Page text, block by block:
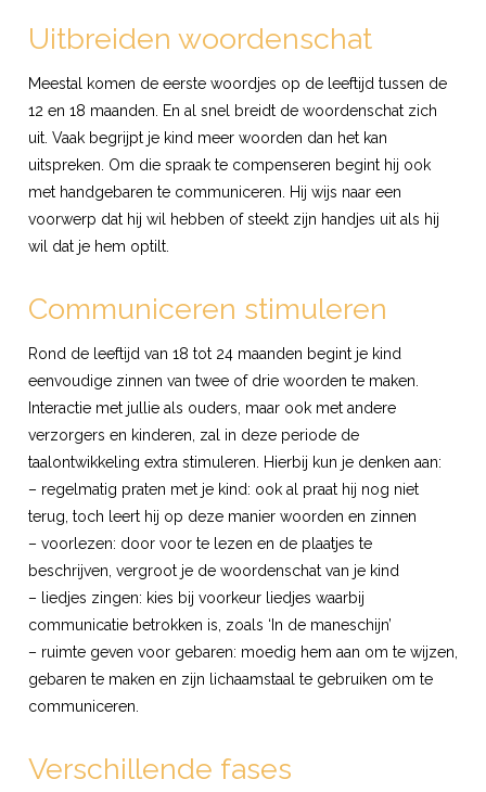
Uitbreiden woordenschat
Meestal komen de eerste woordjes op de leeftijd tussen de
12 en 18 maanden. En al snel breidt de woordenschat zich
uit. Vaak begrijpt je kind meer woorden dan het kan
uitspreken. Om die spraak te compenseren begint hij ook
met handgebaren te communiceren. Hij wijs naar een
voorwerp dat hij wil hebben of steekt zijn handjes uit als hij
wil dat je hem optilt.
Communiceren stimuleren
Rond de leeftijd van 18 tot 24 maanden begint je kind
eenvoudige zinnen van twee of drie woorden te maken.
Interactie met jullie als ouders, maar ook met andere
verzorgers en kinderen, zal in deze periode de
taalontwikkeling extra stimuleren. Hierbij kun je denken aan:
– regelmatig praten met je kind: ook al praat hij nog niet
terug, toch leert hij op deze manier woorden en zinnen
– voorlezen: door voor te lezen en de plaatjes te
beschrijven, vergroot je de woordenschat van je kind
– liedjes zingen: kies bij voorkeur liedjes waarbij
communicatie betrokken is, zoals ‘In de maneschijn’
– ruimte geven voor gebaren: moedig hem aan om te wijzen,
gebaren te maken en zijn lichaamstaal te gebruiken om te
communiceren.
Verschillende fases